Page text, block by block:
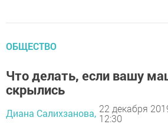
ОБЩЕСТВО
Что делать, если вашу
скрылись
Диана Салихзанова, 22 декабря
12:30